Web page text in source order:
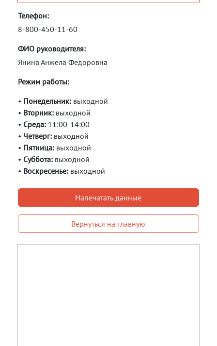
Телефон:
8-800-450-11-60
ФИО руководителя:
Янина Анжела Федоровна
Режим работы:
• Понедельник: выходной
• Вторник: выходной
• Среда: 11:00-14:00
• Четверг: выходной
• Пятница: выходной
• Суббота: выходной
• Воскресенье: выходной
Напечатать данные
Вернуться на главную